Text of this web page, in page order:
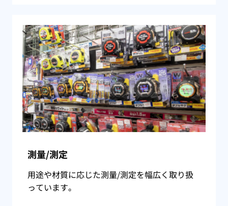
測量/測定
用途や材質に応じた測量/測定を幅広く取り扱
っています。